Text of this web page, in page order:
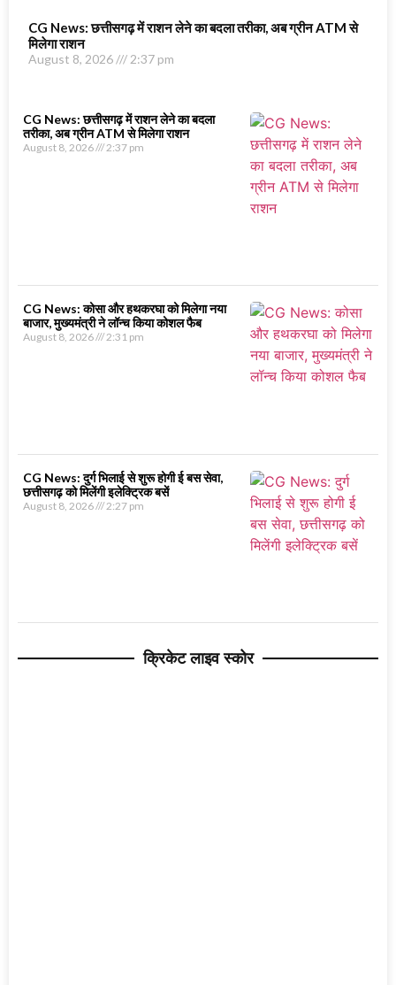
CG News: छत्तीसगढ़ में राशन लेने का बदला तरीका, अब ग्रीन ATM से
मिलेगा राशन
August 8, 2026 2:37 pm
CG News: छत्तीसगढ़ में राशन लेने का बदला
तरीका, अब ग्रीन ATM से मिलेगा राशन
August 8, 2026 2:37 pm
CG News: कोसा और हथकरघा को मिलेगा नया
बाजार, मुख्यमंत्री ने लॉन्च किया कोशल फैब
August 8, 2026 2:31 pm
CG News: दुर्ग भिलाई से शुरू होगी ई बस सेवा,
छत्तीसगढ़ को मिलेंगी इलेक्ट्रिक बसें
August 8, 2026 2:27 pm
क्रिकेट लाइव स्कोर